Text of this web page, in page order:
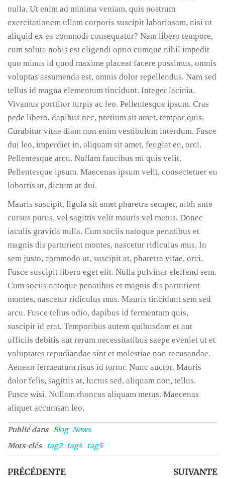
nulla. Ut enim ad minima veniam, quis nostrum
exercitationem ullam corporis suscipit laboriosam, nisi ut
aliquid ex ea commodi consequatur? Nam libero tempore,
cum soluta nobis est eligendi optio cumque nihil impedit
quo minus id quod maxime placeat facere possimus, omnis
voluptas assumenda est, omnis dolor repellendus. Nam sed
tellus id magna elementum tincidunt. Integer lacinia.
Vivamus porttitor turpis ac leo. Pellentesque ipsum. Cras
pede libero, dapibus nec, pretium sit amet, tempor quis.
Curabitur vitae diam non enim vestibulum interdum. Fusce
dui leo, imperdiet in, aliquam sit amet, feugiat eu, orci.
Pellentesque arcu. Nullam faucibus mi quis velit.
Pellentesque ipsum. Maecenas ipsum velit, consectetuer eu
lobortis ut, dictum at dui.
Mauris suscipit, ligula sit amet pharetra semper, nibh ante
cursus purus, vel sagittis velit mauris vel metus. Donec
iaculis gravida nulla. Cum sociis natoque penatibus et
magnis dis parturient montes, nascetur ridiculus mus. In
sem justo, commodo ut, suscipit at, pharetra vitae, orci.
Fusce suscipit libero eget elit. Nulla pulvinar eleifend sem.
Cum sociis natoque penatibus et magnis dis parturient
montes, nascetur ridiculus mus. Mauris tincidunt sem sed
arcu. Fusce tellus odio, dapibus id fermentum quis,
suscipit id erat. Temporibus autem quibusdam et aut
officiis debitis aut rerum necessitatibus saepe eveniet ut et
voluptates repudiandae sint et molestiae non recusandae.
Aenean fermentum risus id tortor. Nunc auctor. Mauris
dolor felis, sagittis at, luctus sed, aliquam non, tellus.
Fusce wisi. Nullam rhoncus aliquam metus. Maecenas
aliquet accumsan leo.
Publié dans Blog News
Mots-clés
tag2 tag4 tag5
PRÉCÉDENTE
SUIVANTE